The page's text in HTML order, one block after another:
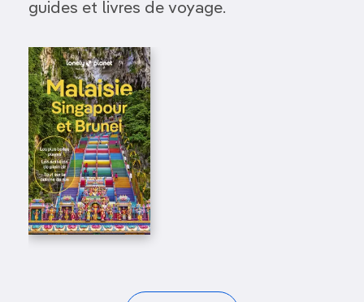
guides et livres de voyage.